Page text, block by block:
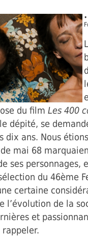
du film Les 400
dépité, se
dix ans. Nous
mai 68
ses personnages,
du 46ème
certaine
l’évolution de la
et